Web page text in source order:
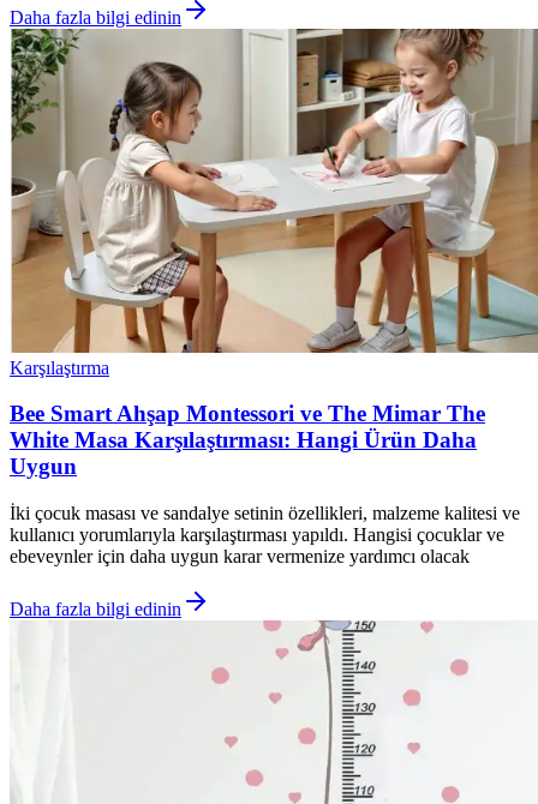
Daha fazla bilgi edinin
Karşılaştırma
Bee Smart Ahşap Montessori ve The Mimar The
White Masa Karşılaştırması: Hangi Ürün Daha
Uygun
İki çocuk masası ve sandalye setinin özellikleri, malzeme kalitesi ve
kullanıcı yorumlarıyla karşılaştırması yapıldı. Hangisi çocuklar ve
ebeveynler için daha uygun karar vermenize yardımcı olacak
Daha fazla bilgi edinin